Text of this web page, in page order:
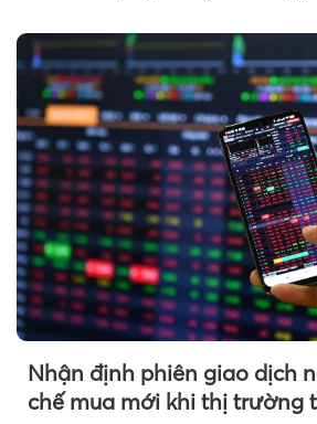
Nhận định phiên giao dịch
chế mua mới khi thị trường